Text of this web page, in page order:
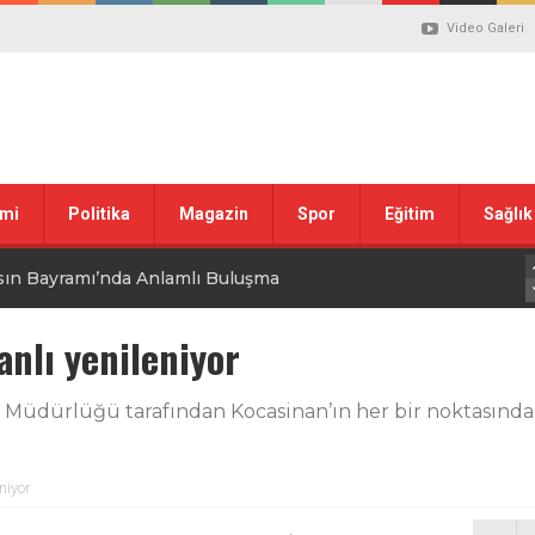
Video Galeri
Politika Magazin Spor Eğitim Sağlık
Bayramı’nda Anlamlı Buluşma
tepkisi
ilgili düzenleme görüşülüyor
yenileniyor
tarafından Kocasinan’ın her bir